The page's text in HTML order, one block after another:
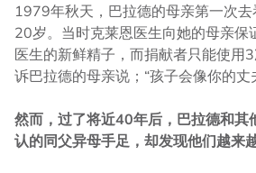
1979年秋天，巴拉德的母亲第一次
20岁。当时克莱恩医生向她的母亲保
医生的新鲜精子，而捐献者只能使用
诉巴拉德的母亲说；“孩子会像你的丈
然而，过了将近40年后，巴拉德和其
认的同父异母手足，却发现他们越来